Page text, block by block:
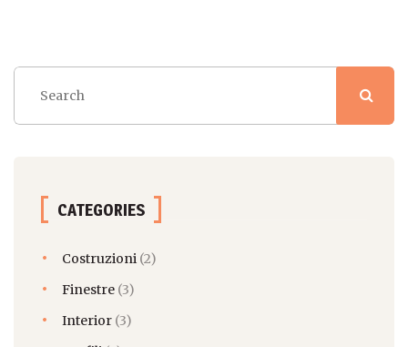
CATEGORIES
Costruzioni (2)
Finestre (3)
Interior (3)